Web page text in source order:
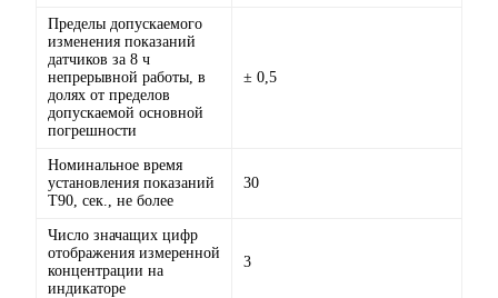
Пределы допускаемого
изменения показаний
датчиков за 8 ч
непрерывной работы, в
долях от пределов
допускаемой основной
погрешности
± 0,5
Номинальное время
установления показаний
Т90, сек., не более
30
Число значащих цифр
отображения измеренной
концентрации на
индикаторе
3